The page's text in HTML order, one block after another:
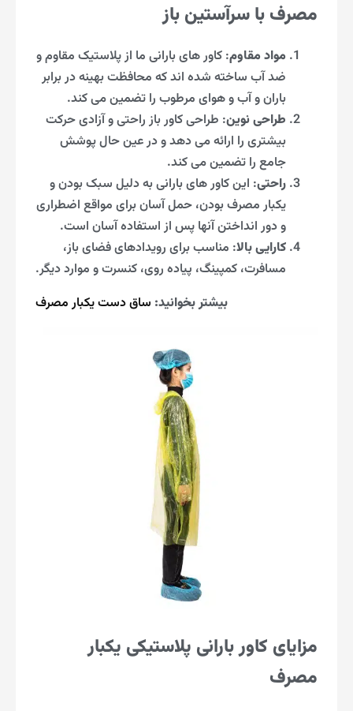
مصرف با سرآستین باز
مواد مقاوم: کاور های بارانی ما از پلاستیک مقاوم و
ضد آب ساخته شده اند که محافظت بهینه در برابر
باران و آب و هوای مرطوب را تضمین می کند.
طراحی نوین: طراحی کاور باز راحتی و آزادی حرکت
بیشتری را ارائه می دهد و در عین حال پوشش
جامع را تضمین می کند.
راحتی: این کاور های بارانی به دلیل سبک بودن و
یکبار مصرف بودن، حمل آسان برای مواقع اضطراری
و دور انداختن آنها پس از استفاده آسان است.
کارایی بالا: مناسب برای رویدادهای فضای باز،
مسافرت، کمپینگ، پیاده روی، کنسرت و موارد دیگر.
بیشتر بخوانید: ساق دست یکبار مصرف
مزایای کاور بارانی پلاستیکی یکبار
مصرف